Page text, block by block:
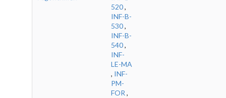
520,
INF-B-
530,
INF-B-
540,
INF-
LE-MA
, INF-
PM-
FOR ,